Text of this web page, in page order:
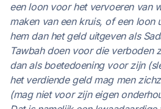
een loon voor het vervoeren van
maken van een kruis, of een loon
hem dan het geld uitgeven als
Tawbah doen voor die verboden
dan als boetedoening voor zijn
het verdiende geld mag men
(mag niet voor zijn eigen